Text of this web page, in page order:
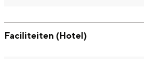
Faciliteiten (Hotel)